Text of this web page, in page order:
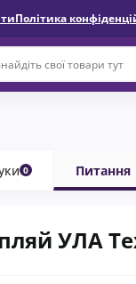
Політика
0 Питання
УЛА